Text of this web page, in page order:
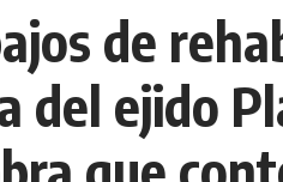
de
ejido